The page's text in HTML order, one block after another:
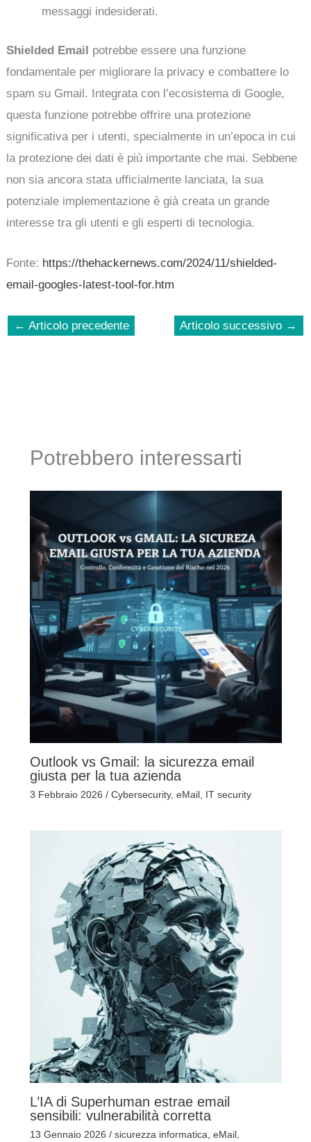
messaggi indesiderati.
Shielded Email
potrebbe essere una funzione
fondamentale per migliorare la privacy e combattere lo
spam su Gmail. Integrata con l’ecosistema di Google,
questa funzione potrebbe offrire una protezione
significativa per i utenti, specialmente in un’epoca in cui
la protezione dei dati è più importante che mai. Sebbene
non sia ancora stata ufficialmente lanciata, la sua
potenziale implementazione è già creata un grande
interesse tra gli utenti e gli esperti di tecnologia.
Fonte: https://thehackernews.com/2024/11/shielded-
email-googles-latest-tool-for.htm
← Articolo precedente Articolo successivo →
Potrebbero interessarti
Outlook vs Gmail: la sicurezza email
giusta per la tua azienda
3 Febbraio 2026 / Cybersecurity, eMail, IT security
L’IA di Superhuman estrae email
sensibili: vulnerabilità corretta
13 Gennaio 2026 / sicurezza informatica, eMail,